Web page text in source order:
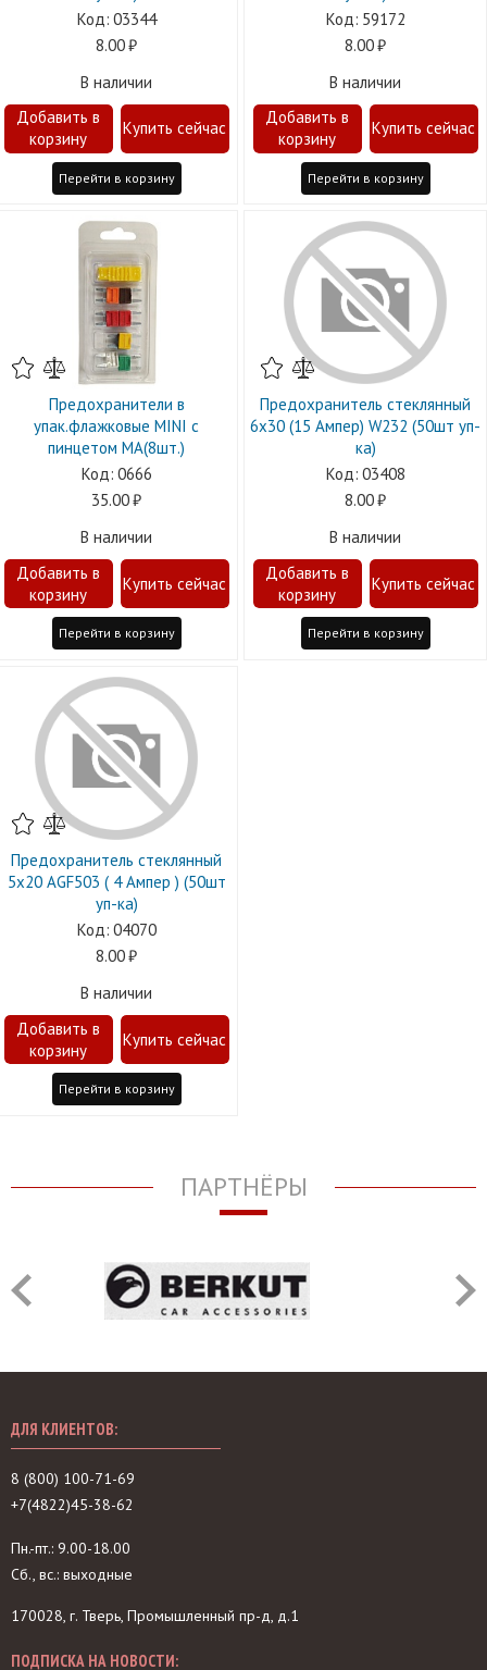
03344
8.00
В наличии
Перейти в корзину
59172
8.00
В наличии
Перейти в корзину
Предохранители в
упак.флажковые MINI с
пинцетом МА(8шт.)
0666
35.00
В наличии
Перейти в корзину
Предохранитель стеклянный
6х30 (15 Ампер) W232 (50шт уп-
ка)
03408
8.00
В наличии
Перейти в корзину
Предохранитель стеклянный
5х20 AGF503 ( 4 Ампер ) (50шт
уп-ка)
04070
8.00
В наличии
Перейти в корзину
ПАРТНЁРЫ
ДЛЯ КЛИЕНТОВ:
8 (800) 100-71-69
+7(4822)45-38-62
Пн.-пт.: 9.00-18.00
Сб., вс.: выходные
170028, г. Тверь, Промышленный пр-д, д.1
ПОДПИСКА НА НОВОСТИ: